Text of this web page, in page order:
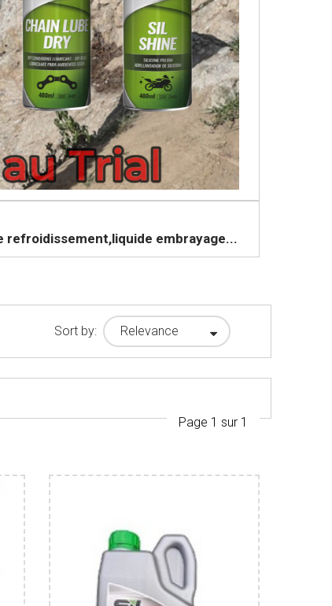
refroidissement,liquide embrayage...
Sort by: Relevance
Page 1 sur 1